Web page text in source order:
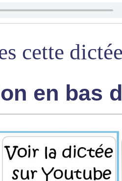
cette
en bas